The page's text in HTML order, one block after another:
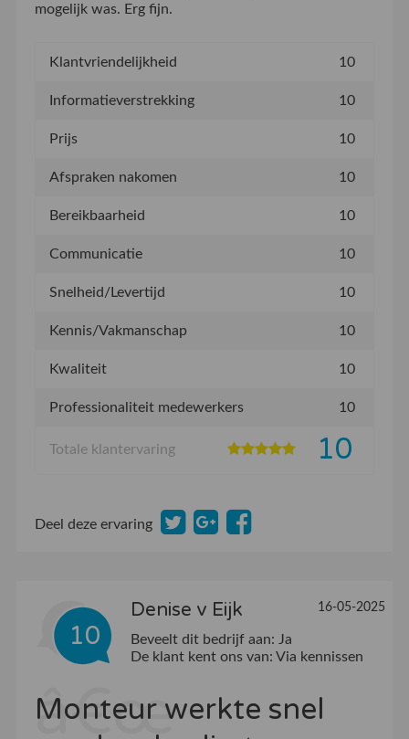
mogelijk was. Erg fijn.
Klantvriendelijkheid 10
Informatieverstrekking 10
Prijs 10
Afspraken nakomen 10
Bereikbaarheid 10
Communicatie 10
Snelheid/Levertijd 10
Kennis/Vakmanschap 10
Kwaliteit 10
Professionaliteit medewerkers 10
Totale klantervaring 10
Deel deze ervaring
10
Denise v Eijk 16-05-2025
Beveelt dit bedrijf aan: Ja
De klant kent ons van: Via kennissen
Monteur werkte snel